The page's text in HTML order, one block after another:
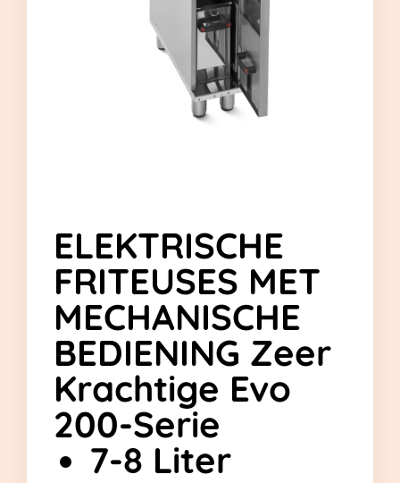
ELEKTRISCHE
FRITEUSES MET
MECHANISCHE
BEDIENING Zeer
Krachtige Evo
200-Serie
7-8 Liter